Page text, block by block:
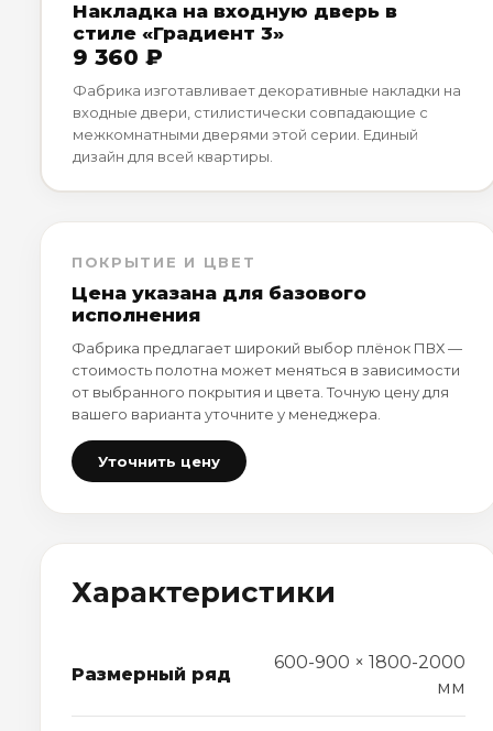
Накладка на входную дверь в
стиле «Градиент 3»
9 360 ₽
Фабрика изготавливает декоративные накладки на
входные двери, стилистически совпадающие с
межкомнатными дверями этой серии. Единый
дизайн для всей квартиры.
ПОКРЫТИЕ И ЦВЕТ
Цена указана для базового
исполнения
Фабрика предлагает широкий выбор плёнок ПВХ —
стоимость полотна может меняться в зависимости
от выбранного покрытия и цвета. Точную цену для
вашего варианта уточните у менеджера.
Уточнить цену
Характеристики
Размерный ряд
600-900 × 1800-2000
мм